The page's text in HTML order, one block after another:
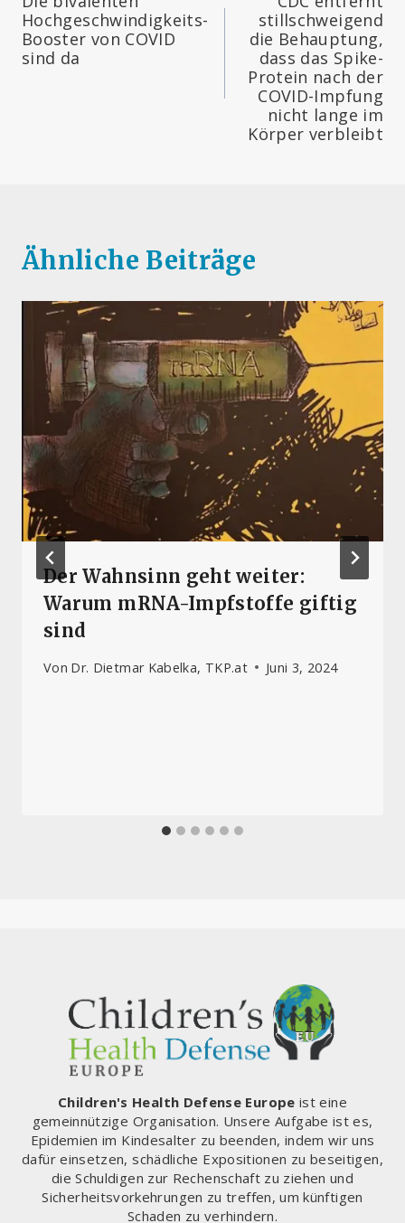
Hochgeschwindigkeits-
Booster von COVID
sind da
stillschweigend
die Behauptung,
dass das Spike-
Protein nach der
COVID-Impfung
nicht lange im
Körper verbleibt
Ähnliche Beiträge
Der Wahnsinn geht weiter:
Warum mRNA-Impfstoffe giftig
sind
Von Dr. Dietmar Kabelka, TKP.at Juni 3, 2024
Children's Health Defense Europe ist eine
gemeinnützige Organisation. Unsere Aufgabe ist es,
Epidemien im Kindesalter zu beenden, indem wir uns
dafür einsetzen, schädliche Expositionen zu beseitigen,
die Schuldigen zur Rechenschaft zu ziehen und
Sicherheitsvorkehrungen zu treffen, um künftigen
Schaden zu verhindern.